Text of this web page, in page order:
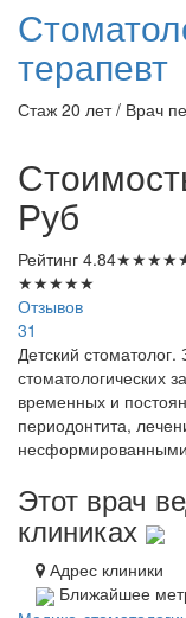
терапевт
Стаж 20 лет / Врач
Руб
Рейтинг 4.84★★★★
★★★★★
Отзывов
31
Детский
стоматологических
временных и
периодонтита,
Этот врач
клиниках
Адрес клиники
Ближайшее